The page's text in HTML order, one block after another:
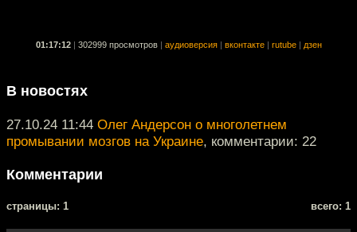
01:17:12 302999 просмотров аудиоверсия вконтакте rutube дзен
В новостях
27.10.24 11:44 Олег Андерсон о многолетнем
промывании мозгов на Украине, комментарии: 22
Комментарии
cтраницы: 1 всего: 1